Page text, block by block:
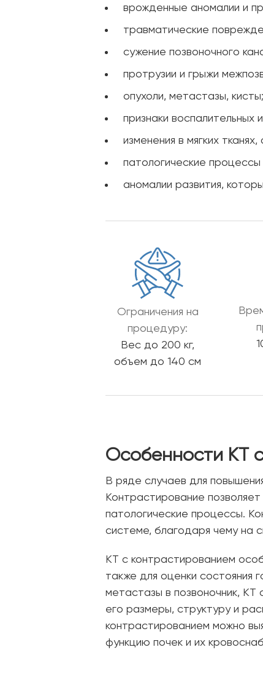
врожденные аномалии и
травматические
сужение позвоночного
протрузии и грыжи
опухоли, метастазы, кисты;
признаки
изменения в мягких
патологические
аномалии развития,
Ограничения на
процедуру:
Вес до 200 кг,
объем до 140 см
Особенности КТ
В ряде случаев для
Контрастирование
патологические процессы.
системе, благодаря чему на
КТ с контрастированием
также для оценки состояния
метастазы в позвоночник, КТ
его размеры, структуру и
контрастированием можно
функцию почек и их